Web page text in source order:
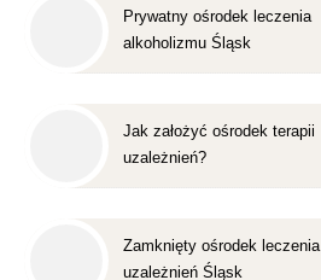
Prywatny ośrodek leczenia
alkoholizmu Śląsk
Jak założyć ośrodek terapii
uzależnień?
Zamknięty ośrodek leczenia
uzależnień Śląsk